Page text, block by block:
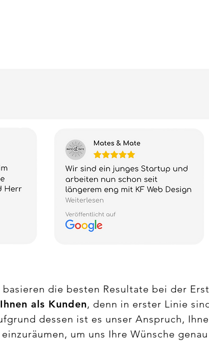
basieren die besten Resultate bei der
als Kunden, denn in erster Linie
dessen ist es unser Anspruch,
um uns Ihre Wünsche